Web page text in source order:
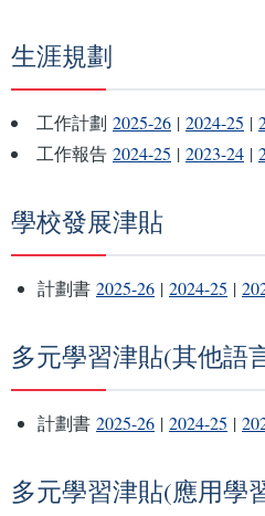
生涯規劃
工作計劃 2025-26 | 2024-25 |
工作報告 2024-25 | 2023-24 |
學校發展津貼
計劃書 2025-26 | 2024-25 |
多元學習津貼(其他語
計劃書 2025-26 | 2024-25 |
多元學習津貼(應用學